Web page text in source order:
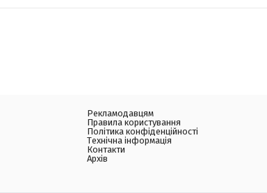
Рекламодавцям
Правила користування
Політика конфіденційності
Технічна інформація
Контакти
Архів